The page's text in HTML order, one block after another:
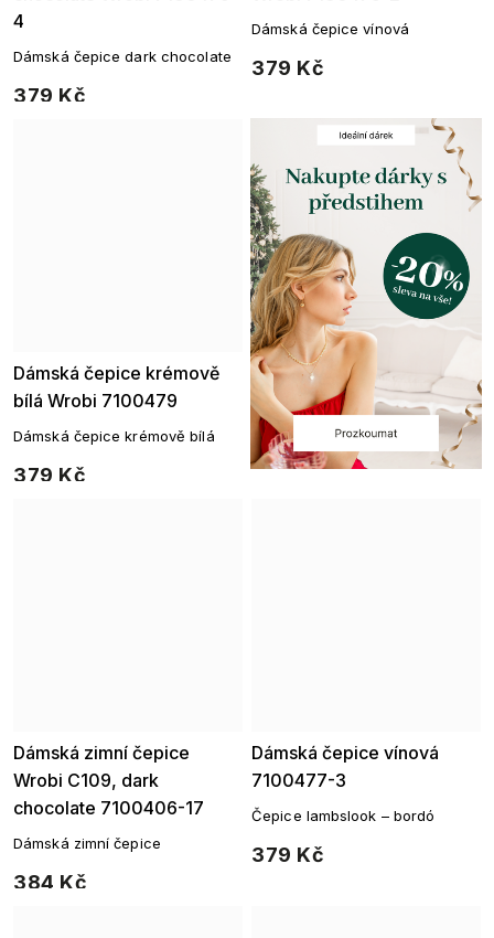
4
379 Kč
Dámská čepice dark chocolate 379 Kč
Dámská čepice vínová
Dámská čepice krémově
bílá Wrobi 7100479
379 Kč
Dámská čepice krémově bílá
Dámská zimní čepice
Wrobi C109, dark
chocolate 7100406-17
384 Kč
Dámská zimní čepice
Dámská čepice vínová
7100477-3
379 Kč
Čepice lambslook – bordó